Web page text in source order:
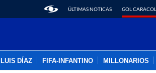
ÚLTIMAS NOTICAS GOL CARACOL
LUIS DÍAZ FIFA-INFANTINO MILLONARIOS